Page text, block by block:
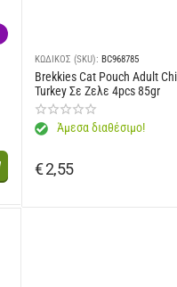
ΚΩΔΙΚΟΣ (SKU): BC968785
Brekkies Cat Pouch Adult
Turkey Σε Ζελε 4pcs 85gr
Άμεσα διαθέσιμο!
€2,55